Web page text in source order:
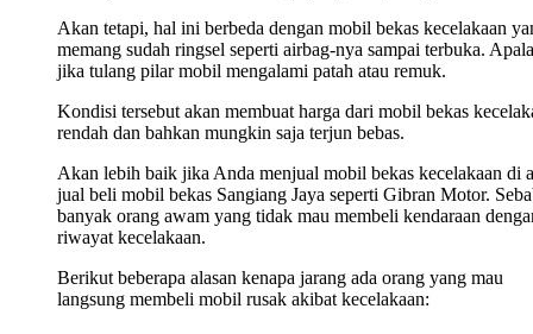
Akan tetapi, hal ini berbeda dengan mobil bekas kecelakaan
memang sudah ringsel seperti airbag-nya sampai terbuka.
jika tulang pilar mobil mengalami patah atau remuk.
Kondisi tersebut akan membuat harga dari mobil bekas
rendah dan bahkan mungkin saja terjun bebas.
Akan lebih baik jika Anda menjual mobil bekas kecelakaan di
jual beli mobil bekas Sangiang Jaya seperti Gibran Motor.
banyak orang awam yang tidak mau membeli kendaraan
riwayat kecelakaan.
Berikut beberapa alasan kenapa jarang ada orang yang mau
langsung membeli mobil rusak akibat kecelakaan: